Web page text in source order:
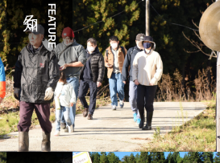
FEATURE
知る